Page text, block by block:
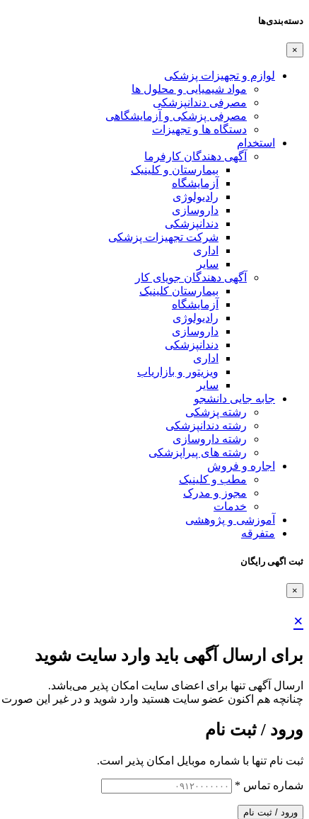
دسته‌بندی‌ها
×
لوازم و تجهیزات پزشکی
مواد شیمیایی و محلول ها
مصرفی دندانپزشکی
مصرفی پزشکی و آزمایشگاهی
دستگاه ها و تجهیزات
استخدام
آگهی دهندگان کارفرما
بیمارستان و کلینیک
آزمایشگاه
رادیولوژی
داروسازی
دندانپزشکی
شرکت تجهیزات پزشکی
اداری
سایر
آگهی دهندگان جویای کار
بیمارستان کلینیک
آزمایشگاه
رادیولوژی
داروسازی
دندانپزشکی
اداری
ویزیتور و بازاریاب
سایر
جابه جایی دانشجو
رشته پزشکی
رشته دندانپزشکی
رشته داروسازی
رشته های پیراپزشکی
اجاره و فروش
مطب و کلینیک
مجوز و مدرک
خدمات
آموزشی و پژوهشی
متفرقه
ثبت اگهی رایگان
×
×
برای ارسال آگهی باید وارد سایت شوید
ارسال آگهی تنها برای اعضای سایت امکان پذیر می‌باشد.
چنانچه هم‌ اکنون عضو سایت هستید وارد شوید و در غیر این صورت
ورود / ثبت نام
ثبت نام تنها با شماره موبایل امکان پذیر است.
شماره تماس *
ورود / ثبت نام